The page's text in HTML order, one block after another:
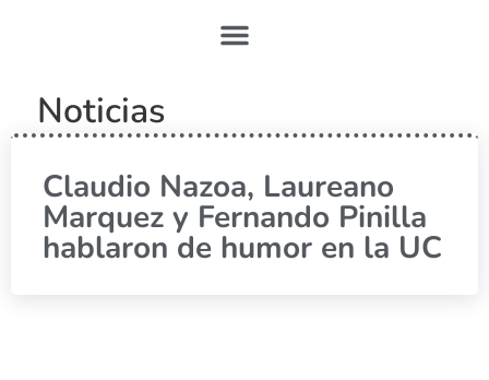
Noticias
Claudio Nazoa, Laureano
Marquez y Fernando Pinilla
hablaron de humor en la UC